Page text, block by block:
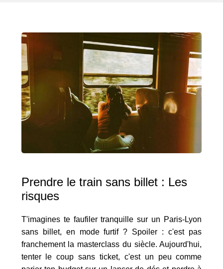
Prendre le train sans billet : Les
risques
T'imagines te faufiler tranquille sur un Paris-Lyon
sans billet, en mode furtif ? Spoiler : c'est pas
franchement la masterclass du siècle. Aujourd'hui,
tenter le coup sans ticket, c'est un peu comme